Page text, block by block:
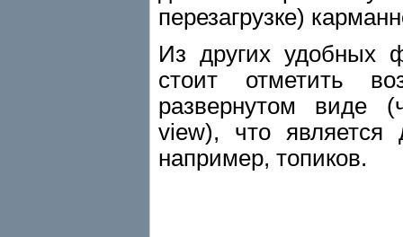
перезагрузке)
Из других удобных
стоит отметить
развернутом виде
view), что является
например, топиков.